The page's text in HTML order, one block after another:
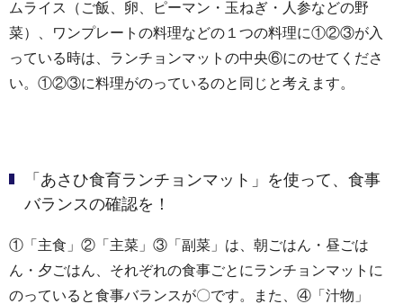
ムライス（ご飯、卵、ピーマン・玉ねぎ・人参などの野
菜）、ワンプレートの料理などの１つの料理に①②③が入
っている時は、ランチョンマットの中央⑥にのせてくださ
い。①②③に料理がのっているのと同じと考えます。
「あさひ食育ランチョンマット」を使って、食事
バランスの確認を！
①「主食」②「主菜」③「副菜」は、朝ごはん・昼ごは
ん・夕ごはん、それぞれの食事ごとにランチョンマットに
のっていると食事バランスが〇です。また、④「汁物」